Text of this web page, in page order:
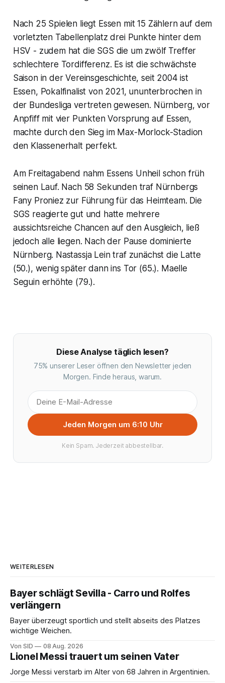
Nach 25 Spielen liegt Essen mit 15 Zählern auf dem
vorletzten Tabellenplatz drei Punkte hinter dem
HSV - zudem hat die SGS die um zwölf Treffer
schlechtere Tordifferenz. Es ist die schwächste
Saison in der Vereinsgeschichte, seit 2004 ist
Essen, Pokalfinalist von 2021, ununterbrochen in
der Bundesliga vertreten gewesen. Nürnberg, vor
Anpfiff mit vier Punkten Vorsprung auf Essen,
machte durch den Sieg im Max-Morlock-Stadion
den Klassenerhalt perfekt.
Am Freitagabend nahm Essens Unheil schon früh
seinen Lauf. Nach 58 Sekunden traf Nürnbergs
Fany Proniez zur Führung für das Heimteam. Die
SGS reagierte gut und hatte mehrere
aussichtsreiche Chancen auf den Ausgleich, ließ
jedoch alle liegen. Nach der Pause dominierte
Nürnberg. Nastassja Lein traf zunächst die Latte
(50.), wenig später dann ins Tor (65.). Maelle
Seguin erhöhte (79.).
Diese Analyse täglich lesen?
75% unserer Leser öffnen den Newsletter jeden
Morgen. Finde heraus, warum.
Jeden Morgen um 6:10 Uhr
Kein Spam. Jederzeit abbestellbar.
WEITERLESEN
Bayer schlägt Sevilla - Carro und Rolfes
verlängern
Bayer überzeugt sportlich und stellt abseits des Platzes
wichtige Weichen.
Von SID 08 Aug. 2026
Lionel Messi trauert um seinen Vater
Jorge Messi verstarb im Alter von 68 Jahren in Argentinien.